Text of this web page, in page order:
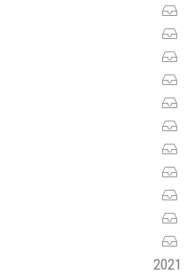
2021